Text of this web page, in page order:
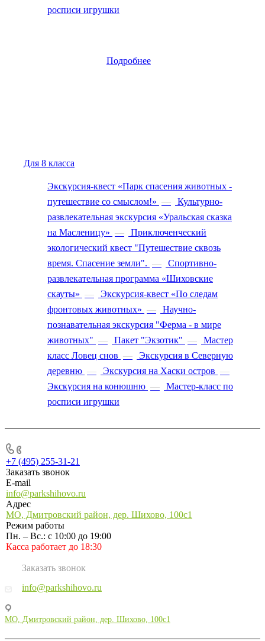
росписи игрушки
Подробнее
Для 8 класса
Экскурсия-квест «Парк спасения животных -
путешествие со смыслом!» —
Культурно-
развлекательная экскурсия «Уральская сказка
на Масленицу» —
Приключенческий
экологический квест "Путешествие сквозь
время. Спасение земли". —
Спортивно-
развлекательная программа «Шиховские
скауты» —
Экскурсия-квест «По следам
фронтовых животных» —
Научно-
познавательная экскурсия "Ферма - в мире
животных" — Пакет "Экзотик" —
Мастер
класс Ловец снов —
Экскурсия в Северную
деревню — Экскурсия на Хаски остров —
Экскурсия на конюшню —
Мастер-класс по
росписи игрушки
+7 (495) 255-31-21
Заказать звонок
E-mail
info@parkshihovo.ru
Адрес
МО, Дмитровский район, дер. Шихово, 100с1
Режим работы
Пн. – Вс.: с 10:00 до 19:00
Касса работает до 18:30
Заказать звонок
info@parkshihovo.ru
МО, Дмитровский район, дер. Шихово, 100с1